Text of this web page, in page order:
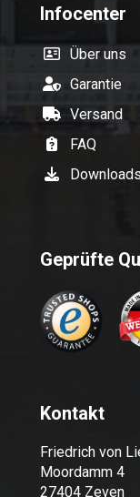
Infocenter
Über uns
Garantie
Versand
FAQ
Downloads
Geprüfte
Kontakt
Friedrich von
Moordamm 4
27404 Zeven